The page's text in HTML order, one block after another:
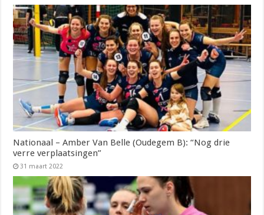
Nationaal – Amber Van Belle (Oudegem B): “Nog drie
verre verplaatsingen”
31 maart 2022